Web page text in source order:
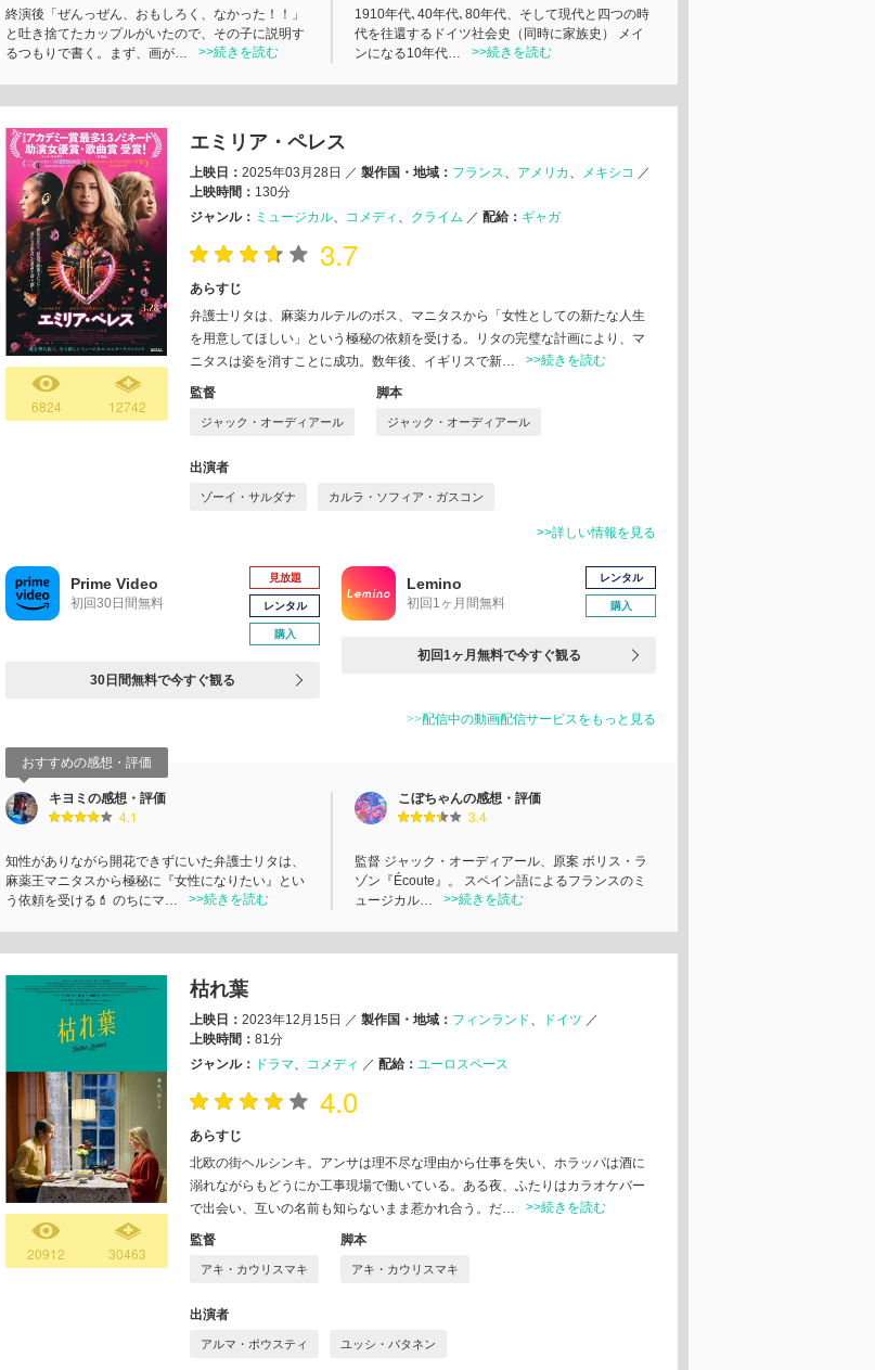
終演後「ぜんっぜん、おもしろく、なかった！！」
と吐き捨てたカップルがいたので、その子に説明す
るつもりで書く。まず、画が…
>>続きを読む
1910年代､40年代､80年代、そして現代と四つの時
代を往還するドイツ社会史（同時に家族史） メイ
ンになる10年代…
>>続きを読む
6824 12742
エミリア・ペレス
上映日： 2025年03月28日 ／ 製作国・地域： フランス アメリカ メキシコ ／
上映時間： 130分
ジャンル： ミュージカル コメディ クライム ／ 配給： ギャガ
3.7
あらすじ
弁護士リタは、麻薬カルテルのボス、マニタスから「女性としての新たな人生
を用意してほしい」という極秘の依頼を受ける。リタの完璧な計画により、マ
ニタスは姿を消すことに成功。数年後、イギリスで新…
>>続きを読む
監督
ジャック・オーディアール
脚本
ジャック・オーディアール
出演者
ゾーイ・サルダナ カルラ・ソフィア・ガスコン
>>詳しい情報を見る
Prime Video
初回30日間無料
見放題
レンタル
購入
30日間無料で今すぐ観る
Lemino
初回1ヶ月間無料
レンタル
購入
初回1ヶ月無料で今すぐ観る
>>配信中の動画配信サービスをもっと見る
おすすめの感想・評価
キヨミの感想・評価
4.1
知性がありながら開花できずにいた弁護士リタは、
麻薬王マニタスから極秘に『女性になりたい』とい
う依頼を受ける💄 のちにマ…
>>続きを読む
こぼちゃんの感想・評価
3.4
監督 ジャック・オーディアール、原案 ボリス・ラ
ゾン『Écoute』。 スペイン語によるフランスのミ
ュージカル…
>>続きを読む
20912 30463
枯れ葉
上映日： 2023年12月15日 ／ 製作国・地域： フィンランド ドイツ ／
上映時間： 81分
ジャンル： ドラマ コメディ ／ 配給： ユーロスペース
4.0
あらすじ
北欧の街ヘルシンキ。アンサは理不尽な理由から仕事を失い、ホラッパは酒に
溺れながらもどうにか工事現場で働いている。ある夜、ふたりはカラオケバー
で出会い、互いの名前も知らないまま惹かれ合う。だ…
>>続きを読む
監督
アキ・カウリスマキ
脚本
アキ・カウリスマキ
出演者
アルマ・ポウスティ ユッシ・バタネン